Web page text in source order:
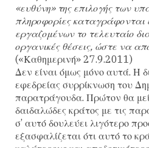
«ευθύνη» της επιλογής των
πληροφορίες καταγράφονται
εργαζομένων το τελευταίο
οργανικές θέσεις, ώστε να
(«Καθημερινή» 27.9.2011)
Δεν είναι όμως μόνο αυτά. Η
εφεδρείας συρρίκνωση του
παρατράγουδα. Πρώτον θα
δαιδαλώδες κράτος με τις
σ’ αυτό δουλεύει λιγότερο
εξασφαλίζεται ότι αυτό το